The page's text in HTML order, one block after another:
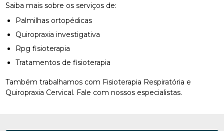
Saiba mais sobre os serviços de:
Palmilhas ortopédicas
Quiropraxia investigativa
Rpg fisioterapia
Tratamentos de fisioterapia
Também trabalhamos com Fisioterapia Respiratória e
Quiropraxia Cervical. Fale com nossos especialistas.